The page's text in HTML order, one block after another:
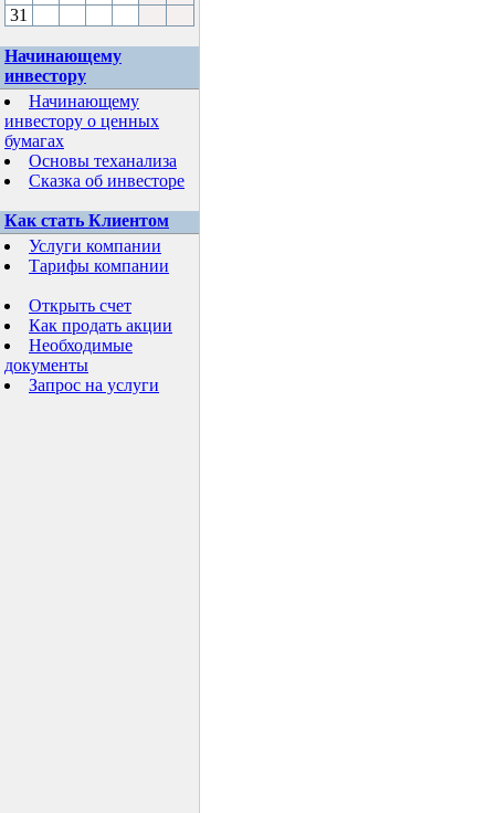
31
Начинающему
инвестору
Начинающему
инвестору о ценных
бумагах
Основы теханализа
Сказка об инвесторе
Как стать Клиентом
Услуги компании
Тарифы компании
Открыть счет
Как продать акции
Необходимые
документы
Запрос на услуги